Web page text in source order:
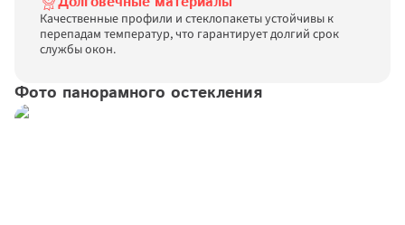
Качественные профили и стеклопакеты устойчивы к
перепадам температур, что гарантирует долгий срок
службы окон.
Фото панорамного остекления